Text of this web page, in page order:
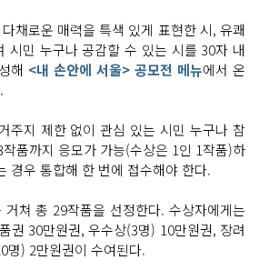
다채로운 매력을 특색 있게 표현한 시, 유쾌
시민 누구나 공감할 수 있는 시를 30자 내
해 <내 손안에 서울> 공모전 메뉴에서 온
주지 제한 없이 관심 있는 시민 누구나 참
품까지 응모가 가능(수상은 1인 1작품)하
경우 통합해 한 번에 접수해야 한다.
쳐 총 29작품을 선정한다. 수상자에게는
권 30만원권, 우수상(3명) 10만원권, 장려
명) 2만원권이 수여된다.